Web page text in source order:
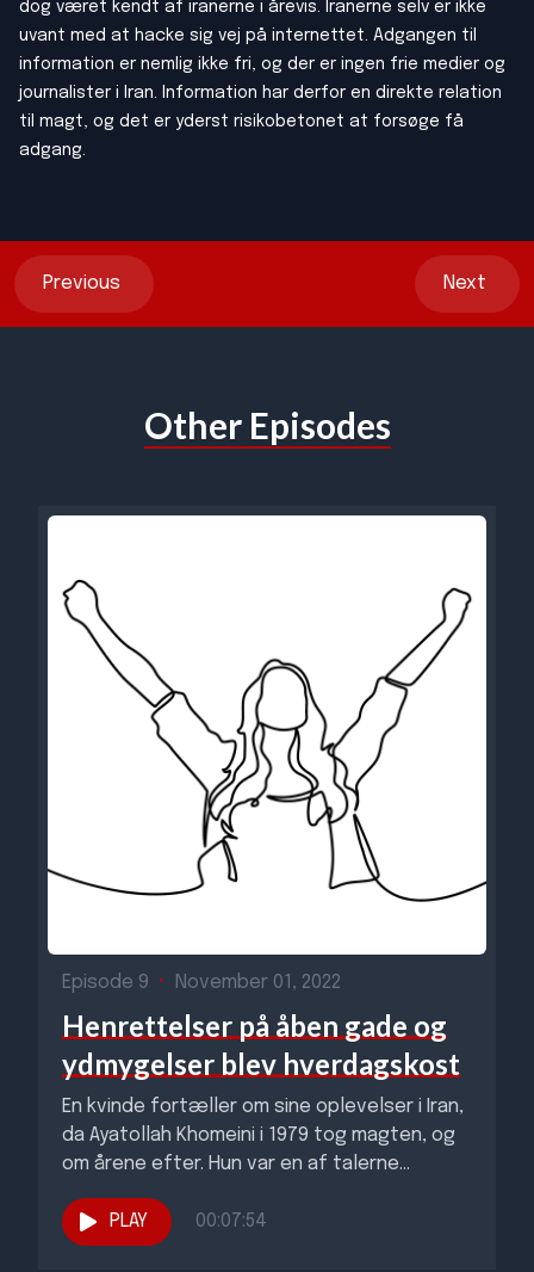
dog været kendt af iranerne i årevis. Iranerne selv er ikke
uvant med at hacke sig vej på internettet. Adgangen til
information er nemlig ikke fri, og der er ingen frie medier og
journalister i Iran. Information har derfor en direkte relation
til magt, og det er yderst risikobetonet at forsøge få
adgang.
Previous Next
Other Episodes
Episode 9 • November 01, 2022
Henrettelser på åben gade og
ydmygelser blev hverdagskost
En kvinde fortæller om sine oplevelser i Iran,
da Ayatollah Khomeini i 1979 tog magten, og
om årene efter. Hun var en af talerne...
PLAY 00:07:54